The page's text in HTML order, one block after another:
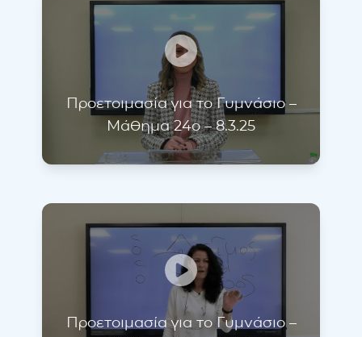
Προετοιμασία για το Γυμνάσιο –
Μάθημα 24ο – 8.3.25
Προετοιμασία για το Γυμνάσιο –